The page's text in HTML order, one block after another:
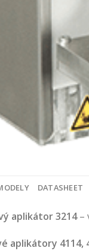
DATASHEET
aplikátor 3214–
aplikátory 4114,